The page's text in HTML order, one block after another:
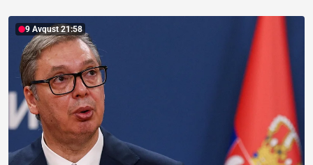
9 Avqust 21:58